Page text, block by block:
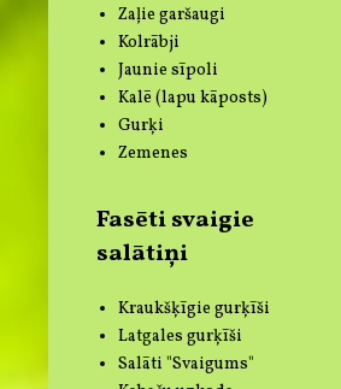
Zaļie garšaugi
Kolrābji
Jaunie sīpoli
Kalē (lapu kāposts)
Gurķi
Zemenes
Fasēti svaigie
salātiņi
Kraukšķīgie gurķīši
Latgales gurķīši
Salāti "Svaigums"